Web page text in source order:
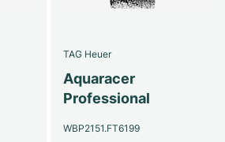
TAG Heuer
Aquaracer
Professional
WBP2151.FT6199